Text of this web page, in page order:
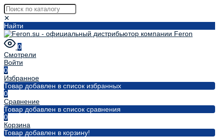
✕
Найти
0
Смотрели
Войти
0
Избранное
Товар добавлен в список избранных
0
Сравнение
Товар добавлен в список сравнения
0
Корзина
Товар добавлен в корзину!